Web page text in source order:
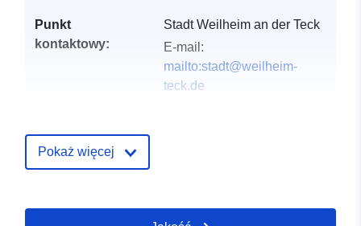
Punkt
kontaktowy:
Stadt Weilheim an der Teck
E-mail:
mailto:stadt@weilheim-
teck.de
Pokaż więcej